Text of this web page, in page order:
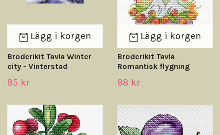
Lägg i korgen
Broderikit Tavla Winter
city - Vinterstad
95 kr
Lägg i korgen
Broderikit Tavla
Romantisk flygning
98 kr